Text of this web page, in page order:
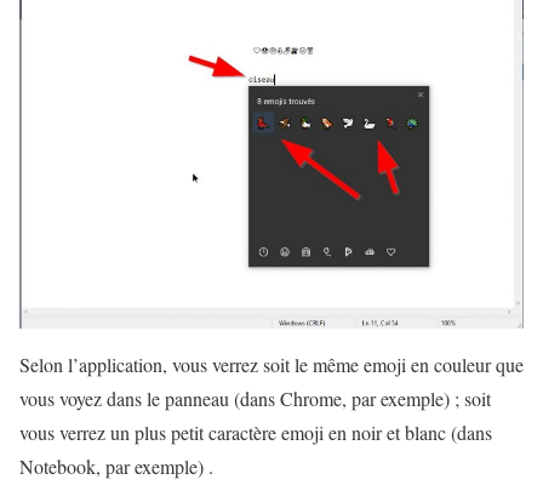
Selon l’application, vous verrez soit le même emoji en couleur que
vous voyez dans le panneau (dans Chrome, par exemple) ; soit
vous verrez un plus petit caractère emoji en noir et blanc (dans
Notebook, par exemple) .